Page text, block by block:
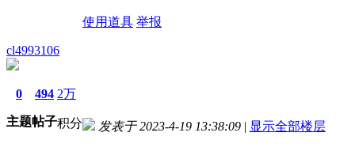
使用道具 举报
cl4993106
0
主题
494
帖子
2万
积分 发表于 2023-4-19 13:38:09 | 显示全部楼层